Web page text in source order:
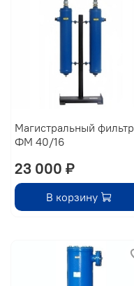
Магистральный фильтр
ФМ 40/16
23 000 ₽
В корзину